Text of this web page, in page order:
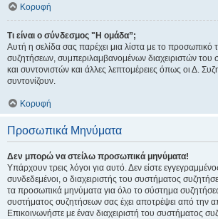
Κορυφή
Τι είναι ο σύνδεσμος "Η ομάδα”;
Αυτή η σελίδα σας παρέχει μια λίστα με το προσωπικό
συζητήσεων, συμπεριλαμβανομένων διαχειριστών
και συντονιστών και άλλες λεπτομέρειες όπως οι Δ.
συντονίζουν.
Κορυφή
Προσωπικά Μηνύματα
Δεν μπορώ να στείλω προσωπικά μηνύματα!
Υπάρχουν τρεις λόγοι για αυτό. Δεν είστε
συνδεδεμένοι, ο διαχειριστής του συστήματος
τα προσωπικά μηνύματα για όλο το σύστημα
συστήματος συζητήσεων σας έχει αποτρέψει από την
Επικοινωνήστε με έναν διαχειριστή του συστήματος